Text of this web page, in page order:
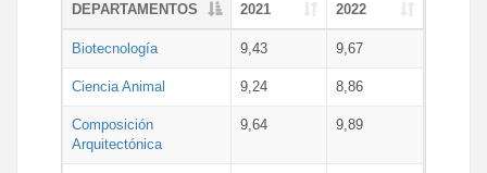
DEPARTAMENTOS 2021 2022
Biotecnología 9,43 9,67
Ciencia Animal 9,24 8,86
Composición
Arquitectónica
9,64 9,89